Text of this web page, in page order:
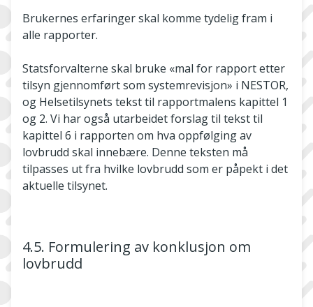
Brukernes erfaringer skal komme tydelig fram i
alle rapporter.
Statsforvalterne skal bruke «mal for rapport etter
tilsyn gjennomført som systemrevisjon» i NESTOR,
og Helsetilsynets tekst til rapportmalens kapittel 1
og 2. Vi har også utarbeidet forslag til tekst til
kapittel 6 i rapporten om hva oppfølging av
lovbrudd skal innebære. Denne teksten må
tilpasses ut fra hvilke lovbrudd som er påpekt i det
aktuelle tilsynet.
4.5. Formulering av konklusjon om
lovbrudd